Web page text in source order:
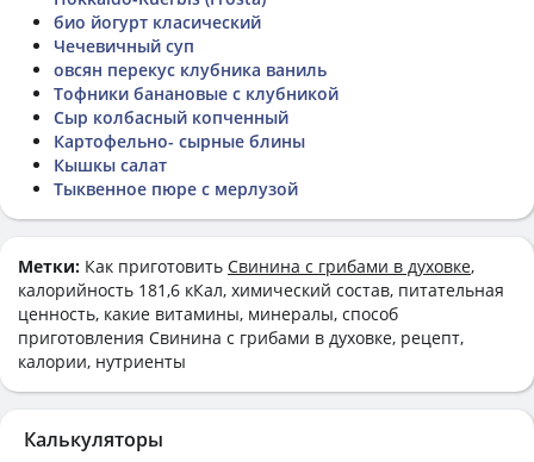
био йогурт класический
Чечевичный суп
овсян перекус клубника ваниль
Тофники банановые с клубникой
Сыр колбасный копченный
Картофельно- сырные блины
Кышкы салат
Тыквенное пюре с мерлузой
Метки: Как приготовить Свинина с грибами в духовке,
калорийность 181,6 кКал, химический состав, питательная
ценность, какие витамины, минералы, способ
приготовления Свинина с грибами в духовке, рецепт,
калории, нутриенты
Калькуляторы